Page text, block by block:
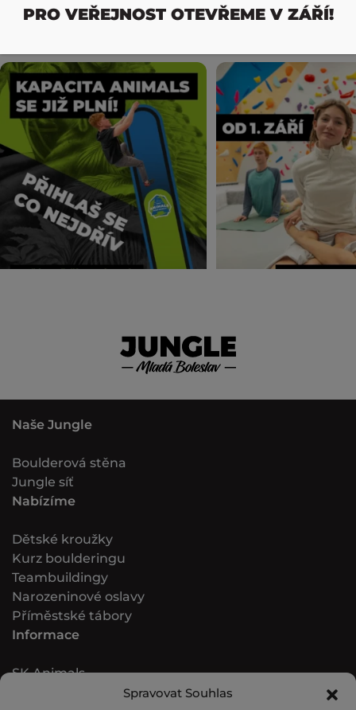
Spravovat Souhlas
Sledovat Jungle Mladá Boleslav
Naše Jungle
Boulderová stěna
Jungle síť
Nabízíme
Dětské kroužky
Kurz boulderingu
Teambuildingy
Narozeninové oslavy
Příměstské tábory
Informace
SK Animals
PRO VEŘEJNOST OTEVŘEME V ZÁŘÍ!